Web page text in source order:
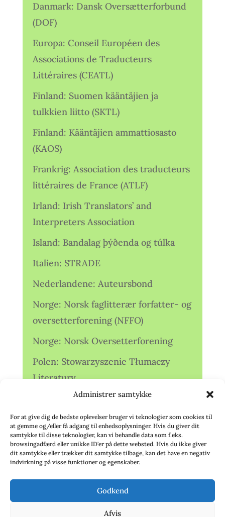
Administrer samtykke
For at give dig de bedste oplevelser bruger vi teknologier som cookies til
at gemme og/eller få adgang til enhedsoplysninger. Hvis du giver dit
samtykke til disse teknologier, kan vi behandle data som f.eks.
browsingadfærd eller unikke ID'er på dette websted. Hvis du ikke giver
dit samtykke eller trækker dit samtykke tilbage, kan det have en negativ
indvirkning på visse funktioner og egenskaber.
Godkend
Afvis
Danmark: Dansk Oversætterforbund
(DOF)
Europa: Conseil Européen des
Associations de Traducteurs
Littéraires (CEATL)
Finland: Suomen kääntäjien ja
tulkkien liitto (SKTL)
Finland: Kääntäjien ammattiosasto
(KAOS)
Frankrig: Association des traducteurs
littéraires de France (ATLF)
Irland: Irish Translators’ and
Interpreters Association
Island: Bandalag þýðenda og túlka
Italien: STRADE
Nederlandene: Auteursbond
Norge: Norsk faglitterær forfatter- og
oversetterforening (NFFO)
Norge: Norsk Oversetterforening
Polen: Stowarzyszenie Tłumaczy
Literatury
Storbritannien: Translators
Association (TA)
Sverige: Översättarsektionen (Ö.)
Sverige: Översättarcentrum (ÖC)
deutschsprachiger Übersetzer (VdÜ)